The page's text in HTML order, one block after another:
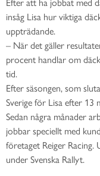
insåg Lisa hur viktiga
uppträdande.
– När det gäller
procent handlar om
tid.
Efter säsongen, som
Sverige för Lisa efter 13
Sedan några månader
jobbar speciellt med
företaget Reiger
under Svenska Rallyt.